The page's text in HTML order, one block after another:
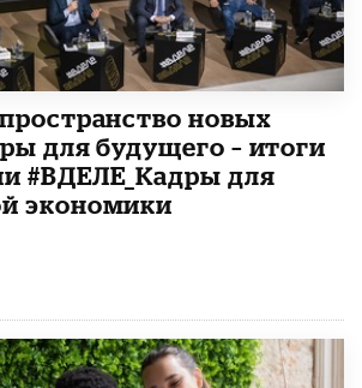
новых
для будущего – итоги
#ВДЕЛЕ_Кадры для
экономики